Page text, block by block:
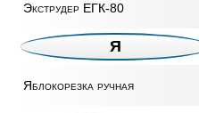
Экструдер ЕГК-80
Я
Яблокорезка ручная